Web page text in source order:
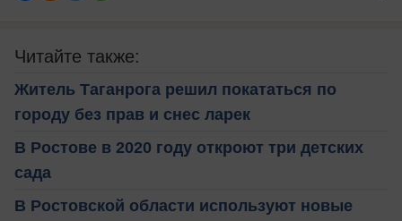
Читайте также:
Житель Таганрога решил покататься по
городу без прав и снес ларек
В Ростове в 2020 году откроют три детских
сада
В Ростовской области используют новые